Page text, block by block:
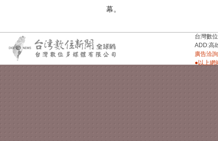
幕。
台灣數
ADD:高
廣告洽
●以上網